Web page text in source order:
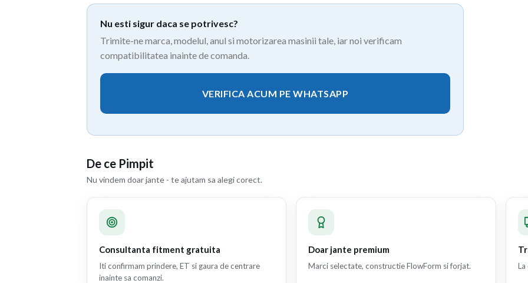
Nu esti sigur daca se potrivesc?
Trimite-ne marca, modelul, anul si motorizarea masinii tale, iar noi verificam
compatibilitatea inainte de comanda.
VERIFICA ACUM PE WHATSAPP
De ce Pimpit
Nu vindem doar jante - te ajutam sa alegi corect.
Consultanta fitment gratuita
Iti confirmam prindere, ET si gaura de centrare
inainte sa comanzi.
Doar jante premium
Marci selectate, constructie FlowForm si forjat.